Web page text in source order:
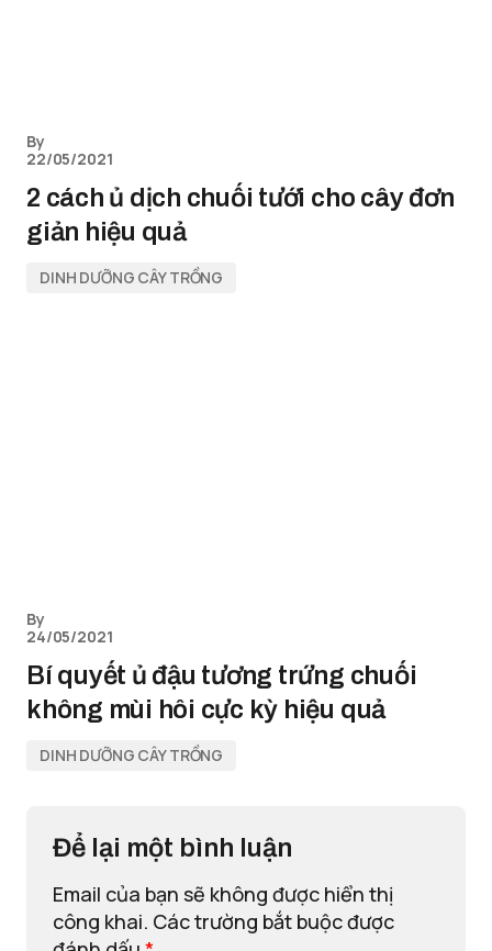
By
22/05/2021
2 cách ủ dịch chuối tưới cho cây đơn
giản hiệu quả
DINH DƯỠNG CÂY TRỒNG
By
24/05/2021
Bí quyết ủ đậu tương trứng chuối
không mùi hôi cực kỳ hiệu quả
DINH DƯỠNG CÂY TRỒNG
Để lại một bình luận
Email của bạn sẽ không được hiển thị
công khai. Các trường bắt buộc được